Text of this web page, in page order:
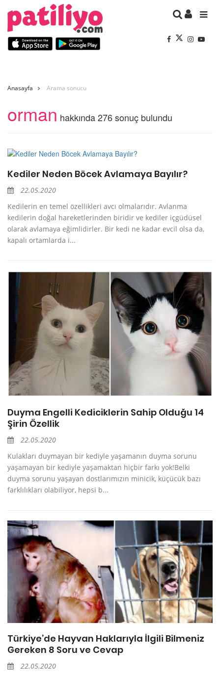
Anasayfa Arama sonucu
orman hakkında 276 sonuç bulundu
Kediler Neden Böcek Avlamaya Bayılır?
22.05.2020
Kedilerin en temel özellikleri avcı olmalarıdır. Avlanma
kedilerin doğal hareketlerinden biridir ve kediler içgüdüsel
olarak avlamaya eğimlidirler. Bir kedi ne kadar evcil olsa da,
kapalı ortamlarda i...
Duyma Engelli Kediciklerin Sahip Olduğu 14
Şirin Özellik
22.05.2020
Kulakları duymayan bir kediyle yaşamanın duyma sorunu
yaşamayan bir kediyle yaşamaktan hiçbir farkı yok!Belki
duyma sorunu yaşayan dostlarımızın minicik, küçücük bazı
farklılıkları olabiliyor, hepsi b...
Türkiye’de Hayvan Haklarıyla İlgili Bilmeniz
Gereken 8 Soru ve Cevap
22.05.2020